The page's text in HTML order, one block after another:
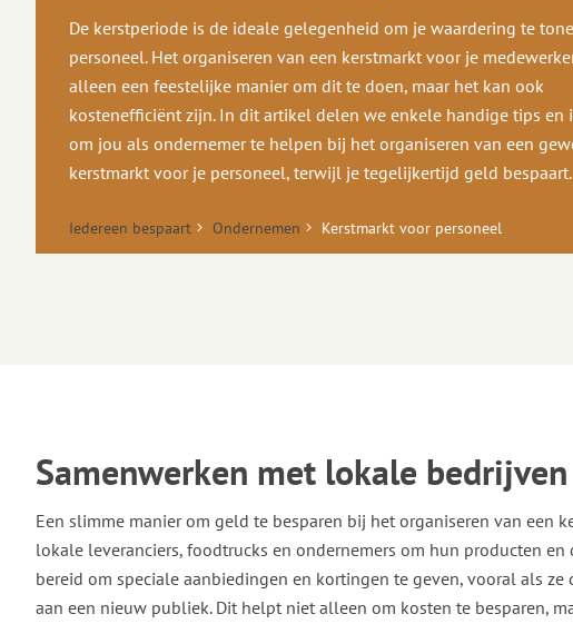
De kerstperiode is de ideale gelegenheid om je waardering te
personeel. Het organiseren van een kerstmarkt voor je
alleen een feestelijke manier om dit te doen, maar het kan ook
kostenefficiënt zijn. In dit artikel delen we enkele handige tips en
om jou als ondernemer te helpen bij het organiseren van een
kerstmarkt voor je personeel, terwijl je tegelijkertijd geld bespaart.
Iedereen bespaart Ondernemen Kerstmarkt voor personeel
Samenwerken met lokale bedrijven
Een slimme manier om geld te besparen bij het organiseren van een
lokale leveranciers, foodtrucks en ondernemers om hun producten
bereid om speciale aanbiedingen en kortingen te geven, vooral als
aan een nieuw publiek. Dit helpt niet alleen om kosten te besparen,